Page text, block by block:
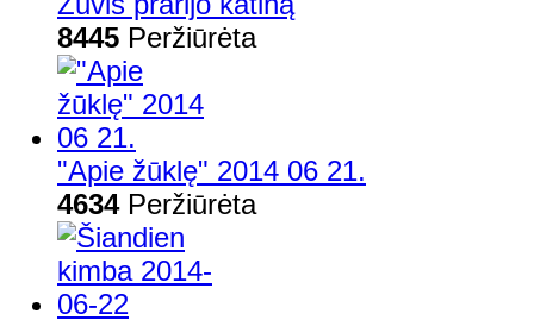
8445 Peržiūrėta
"Apie žūklę" 2014 06 21.
4634Peržiūrėta